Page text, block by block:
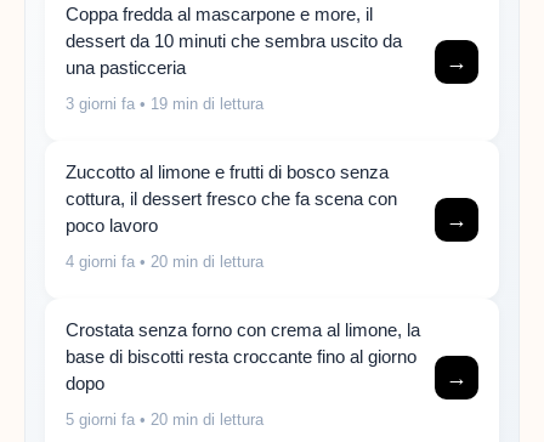
Coppa fredda al mascarpone e more, il
dessert da 10 minuti che sembra uscito da
una pasticceria
3 giorni fa • 19 min di lettura
→
Zuccotto al limone e frutti di bosco senza
cottura, il dessert fresco che fa scena con
poco lavoro
4 giorni fa • 20 min di lettura
→
Crostata senza forno con crema al limone, la
base di biscotti resta croccante fino al giorno
dopo
5 giorni fa • 20 min di lettura
→